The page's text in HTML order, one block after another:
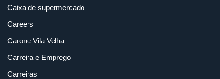
Caixa de supermercado
Careers
Carone Vila Velha
Carreira e Emprego
Carreiras